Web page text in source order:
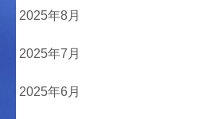
2025年8月
2025年7月
2025年6月